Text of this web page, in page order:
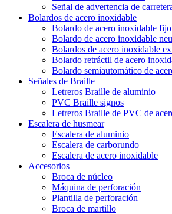
Señal de advertencia de
Bolardos de acero inoxidable
Bolardo de acero inoxidable fijo
Bolardo de acero inoxidable
Bolardos de acero inoxidable
Bolardo retráctil de acero
Bolardo semiautomático de
Señales de Braille
Letreros Braille de aluminio
PVC Braille signos
Letreros Braille de PVC de
Escalera de husmear
Escalera de aluminio
Escalera de carborundo
Escalera de acero inoxidable
Accesorios
Broca de núcleo
Máquina de perforación
Plantilla de perforación
Broca de martillo